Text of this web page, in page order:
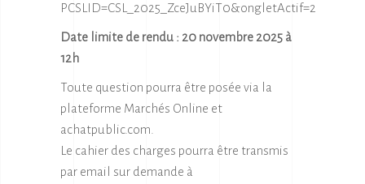
PCSLID=CSL_2025_ZceJuBYiT0&ongletActif=2
Date limite de rendu : 20 novembre 2025 à
12h
Toute question pourra être posée via la
plateforme Marchés Online et
achatpublic.com.
Le cahier des charges pourra être transmis
par email sur demande à